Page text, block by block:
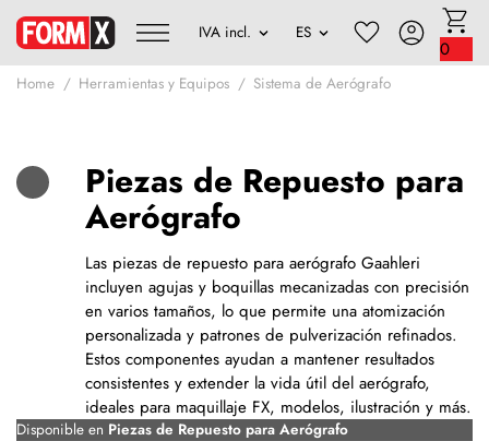
0
Home Herramientas y Equipos Sistema de Aerógrafo
Piezas de Repuesto para
Aerógrafo
Las piezas de repuesto para aerógrafo Gaahleri
incluyen agujas y boquillas mecanizadas con precisión
en varios tamaños, lo que permite una atomización
personalizada y patrones de pulverización refinados.
Estos componentes ayudan a mantener resultados
consistentes y extender la vida útil del aerógrafo,
ideales para maquillaje FX, modelos, ilustración y más.
Disponible en Piezas de Repuesto para Aerógrafo